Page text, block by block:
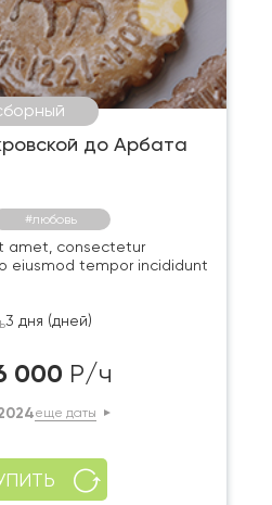
до Арбата
#любовь
amet, consectetur
eiusmod tempor incididunt
3 дня (дней)
000 Р/ч
еще даты